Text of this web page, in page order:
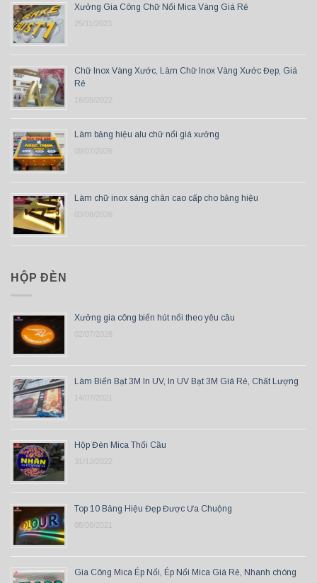
Xưởng Gia Công Chữ Nổi Mica Vàng Giá Rẻ
25/11/2023
Chữ Inox Vàng Xước, Làm Chữ Inox Vàng Xước Đẹp, Giá
Rẻ
16/05/2022
Làm bảng hiệu alu chữ nổi giá xưởng
09/07/2026
Làm chữ inox sáng chân cao cấp cho bảng hiệu
03/08/2026
HỘP ĐÈN
Xưởng gia công biển hút nổi theo yêu cầu
02/07/2026
Làm Biển Bạt 3M In UV, In UV Bạt 3M Giá Rẻ, Chất Lượng
14/07/2021
Hộp Đèn Mica Thổi Cầu
31/12/2022
Top 10 Bảng Hiệu Đẹp Được Ưa Chuộng
08/06/2021
Gia Công Mica Ép Nổi, Ép Nổi Mica Giá Rẻ, Nhanh chóng